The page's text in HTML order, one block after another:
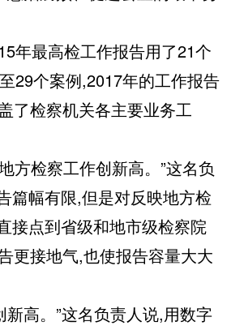
最高检工作报告用了21个
29个案例,2017年的工作报告
了检察机关各主要业务工
检察工作创新高。”这名负
篇幅有限,但是对反映地方检
接点到省级和地市级检察院
更接地气,也使报告容量大大
高。”这名负责人说,用数字